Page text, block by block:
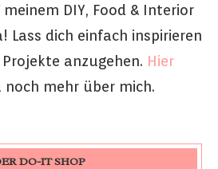
DIY, Food & Interior
Lass dich einfach inspirieren
anzugehen. Hier
mehr über mich.
DO-IT SHOP